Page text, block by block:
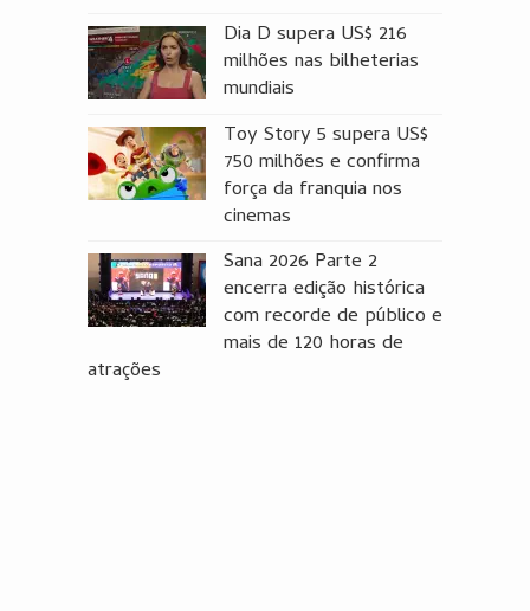
Dia D supera US$ 216
milhões nas bilheterias
mundiais
Toy Story 5 supera US$
750 milhões e confirma
força da franquia nos
cinemas
Sana 2026 Parte 2
encerra edição histórica
com recorde de público e
mais de 120 horas de
atrações